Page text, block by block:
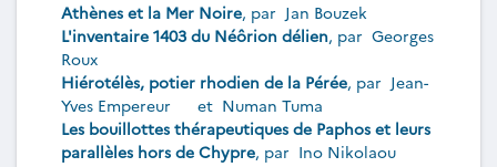
Athènes et la Mer Noire, par Jan Bouzek
L'inventaire 1403 du Néôrion délien, par Georges
Roux
Hiérotélès, potier rhodien de la Pérée, par Jean-
Yves Empereur
et Numan Tuma
Les bouillottes thérapeutiques de Paphos et leurs
parallèles hors de Chypre, par Ino Nikolaou